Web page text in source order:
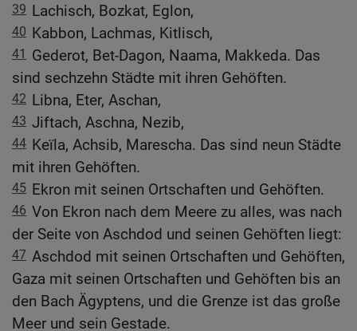
39 Lachisch, Bozkat, Eglon,
40 Kabbon, Lachmas, Kitlisch,
41 Gederot, Bet-Dagon, Naama, Makkeda. Das
sind sechzehn Städte mit ihren Gehöften.
42 Libna, Eter, Aschan,
43 Jiftach, Aschna, Nezib,
44 Keïla, Achsib, Marescha. Das sind neun Städte
mit ihren Gehöften.
45 Ekron mit seinen Ortschaften und Gehöften.
46 Von Ekron nach dem Meere zu alles, was nach
der Seite von Aschdod und seinen Gehöften liegt:
47 Aschdod mit seinen Ortschaften und Gehöften,
Gaza mit seinen Ortschaften und Gehöften bis an
den Bach Ägyptens, und die Grenze ist das große
Meer und sein Gestade.